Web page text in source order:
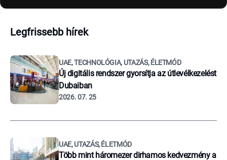
Legfrissebb hírek
UAE, TECHNOLÓGIA, UTAZÁS, ÉLETMÓD
Új digitális rendszer gyorsítja az útlevélkezelést
Dubaiban
2026. 07. 25
UAE, UTAZÁS, ÉLETMÓD
Több mint háromezer dirhamos kedvezmény a